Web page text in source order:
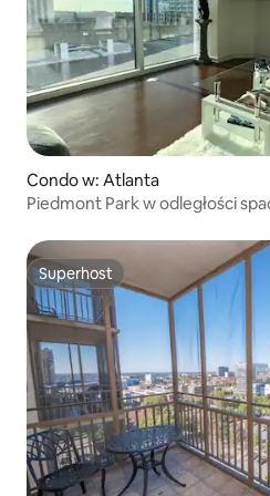
Condo w: Atlanta
Piedmont Park w odległości
Superhost
Superhost